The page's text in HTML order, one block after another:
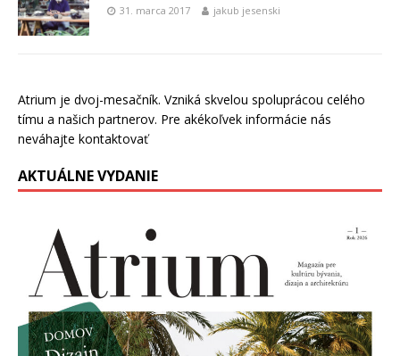
31. marca 2017 jakub jesenski
Atrium je dvoj-mesačník. Vzniká skvelou spoluprácou celého
tímu a našich partnerov. Pre akékoľvek informácie nás
neváhajte kontaktovať
AKTUÁLNE VYDANIE